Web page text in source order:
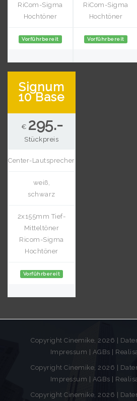
RiCom-Sigma
Hochtöner
Vorführbereit
RiCom-Sigma
Hochtöner
Vorführbereit
Signum
10 Base
€ 295.-
Stückpreis
Center-Lautsprecher
weiß,
schwarz
2x155mm Tief-
Mitteltöner
Ricom-Sigma
Hochtöner
Vorführbereit
Copyright Cinemike, 2026 |
Impressum
AGBs |
Copyright Cinemike, 2026 |
Impressum
AGBs |
Copyright Cinemike, 2026 |